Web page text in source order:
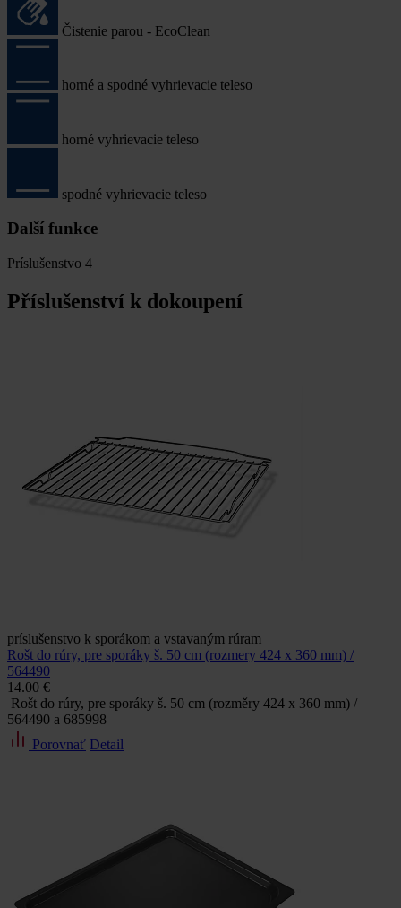
Čistenie parou - EcoClean
horné a spodné vyhrievacie teleso
horné vyhrievacie teleso
spodné vyhrievacie teleso
Další funkce
Príslušenstvo 4
Příslušenství k dokoupení
príslušenstvo k sporákom a vstavaným rúram
Rošt do rúry, pre sporáky š. 50 cm (rozmery 424 x 360 mm) /
564490
14.00 €
Rošt do rúry, pre sporáky š. 50 cm (rozměry 424 x 360 mm) /
564490 a 685998
Porovnať Detail